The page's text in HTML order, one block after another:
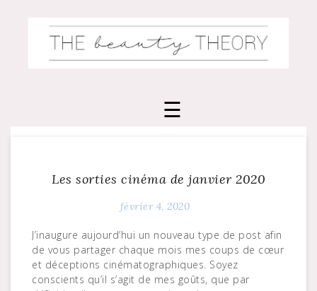
Les sorties cinéma de janvier 2020
février 4, 2020
J’inaugure aujourd’hui un nouveau type de post afin
de vous partager chaque mois mes coups de cœur
et déceptions cinématographiques. Soyez
conscients qu’il s’agit de mes goûts, que par